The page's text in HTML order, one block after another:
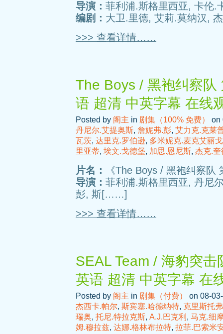
导演： 菲利浦.斯格里西亚, 卡伦.
编剧： 大卫.里德, 艾莉.莫纳汉,
>>> 查看详情……
The Boys / 黑袍纠察
语 超清 中英字幕 在线
Posted by 阁主 in 剧集（100% 免费）
on
丹尼尔.艾提奥斯, 詹妮弗.彭, 艾力克.克莱
瓦茨, 达里克.罗伯逊, 多米妮克.麦克艾丽
里亚蒂, 埃文.戈德堡, 加思.恩尼斯, 杰克.奎
片名：
《The Boys / 黑袍纠察队
导演： 菲利浦.斯格里西亚, 丹尼
彭, 斯[……]
>>> 查看详情……
SEAL Team / 海豹突
英语 超清 中英字幕 在
Posted by 阁主 in 剧集（付费）
on 08-
杰西卡.帕尔, 斯宾塞.哈德纳特, 克里斯托
瑞奥, 托尼.特拉克斯, A.J.巴克利 , 马克.细
姆.穆拉兹, 达娜.格林布拉特, 拉菲.巴索米